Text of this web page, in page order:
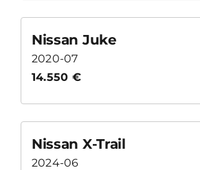
Nissan Juke
2020-07
14.550 €
Nissan X-Trail
2024-06